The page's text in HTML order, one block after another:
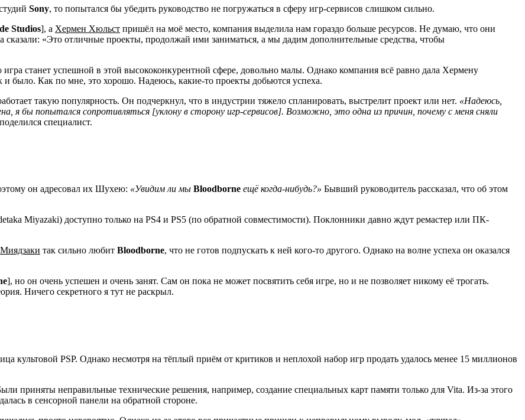
Sony, то попытался бы убедить руководство не погружаться в сферу игр-сервисов слишком сильно.
Studios], а Хермен Хюльст пришёл на моё место, компания выделила нам гораздо больше ресурсов. Не думаю, что они
«Это отличные проекты, продолжай ими заниматься, а мы дадим дополнительные средства, чтобы
станет успешной в этой высококонкурентной сфере, довольно малы. Однако компания всё равно дала Хермену
было. Как по мне, это хорошо. Надеюсь, какие-то проекты добьются успеха.
такую популярность. Он подчеркнул, что в индустрии тяжело спланировать, выстрелит проект или нет. «Надеюсь,
я бы попытался сопротивляться [уклону в сторону игр-сервисов]. Возможно, это одна из причин, почему с меня сняли
специалист.
он адресовал их Шухею: «Увидим ли мы Bloodborne ещё когда-нибудь?» Бывший руководитель рассказал, что об этом
Miyazaki) доступно только на PS4 и PS5 (по обратной совместимости). Поклонники давно ждут ремастер или ПК-
Миядзаки так сильно любит Bloodborne, что не готов подпускать к ней кого-то другого. Однако на волне успеха он оказался
], но он очень успешен и очень занят. Сам он пока не может посвятить себя игре, но и не позволяет никому её трогать.
Ничего секретного я тут не раскрыл.
культовой PSP. Однако несмотря на тёплый приём от критиков и неплохой набор игр продать удалось менее 15 миллионов
приняты неправильные технические решения, например, создание специальных карт памяти только для Vita. Из-за этого
в сенсорной панели на обратной стороне.